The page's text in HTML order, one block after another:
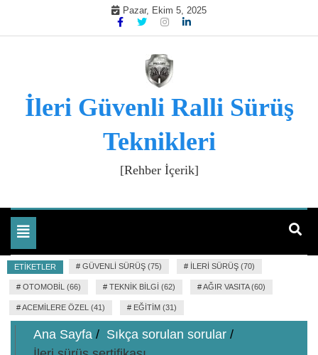
Pazar, Ekim 5, 2025
İleri Güvenli Ralli Sürüş
Teknikleri
[Rehber İçerik]
Toggle
navigation
ETIKETLER # GÜVENLI SÜRÜŞ (75) # İLERI SÜRÜŞ (70)
# OTOMOBIL (66) # TEKNIK BILGI (62) #AĞIR VASITA (60)
#ACEMILERE ÖZEL (41) # EĞITIM (31)
Ana Sayfa
Sıkça sorulan sorular